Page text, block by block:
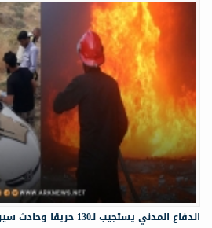
الدفاع المدني يستجيب لـ130 حريقا وحادث سير في عموم سوريا